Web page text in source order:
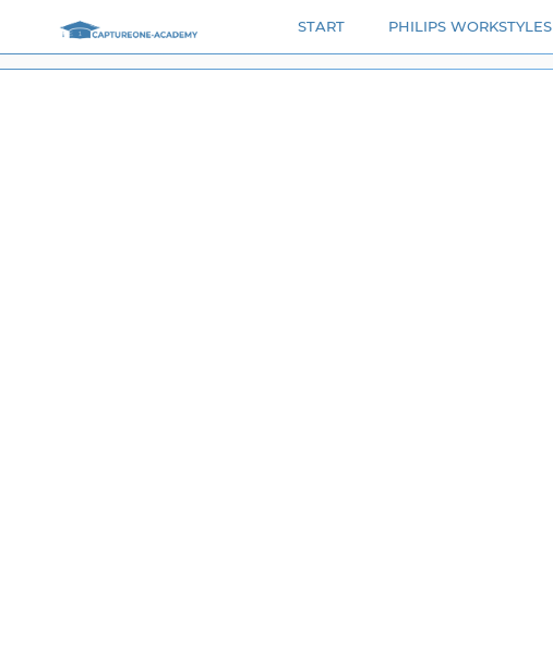
START PHILIPS WORKSTYLES